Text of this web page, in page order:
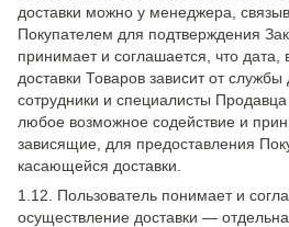
доставки можно у менеджера,
Покупателем для подтверждения
принимает и соглашается, что
доставки Товаров зависит от службы
сотрудники и специалисты
любое возможное содействие и
зависящие, для предоставления
касающейся доставки.
1.12. Пользователь понимает и
осуществление доставки —